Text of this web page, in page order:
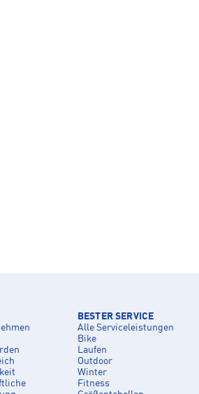
BESTER SERVICE
Alle Serviceleistungen
Bike
Laufen
Outdoor
Winter
Fitness